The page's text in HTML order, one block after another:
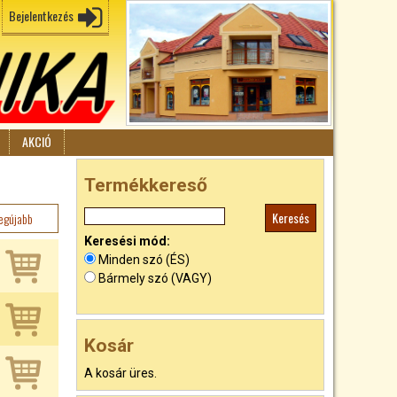
Bejelentkezés
AKCIÓ
Termékkereső
Keresési mód:
Minden szó (ÉS)
Bármely szó (VAGY)
Kosár
A kosár üres.